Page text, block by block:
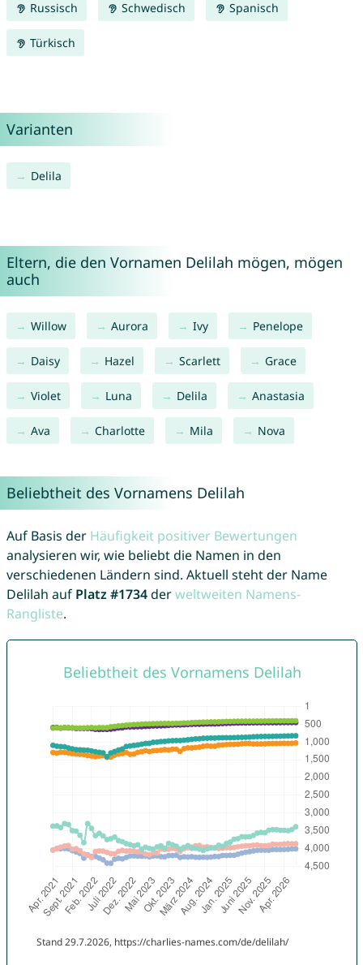
Russisch Schwedisch Spanisch
Türkisch
Varianten
Delila
Eltern, die den Vornamen Delilah mögen, mögen
auch
Willow Aurora Ivy Penelope
Daisy Hazel Scarlett Grace
Violet Luna Delila Anastasia
Ava Charlotte Mila Nova
Beliebtheit des Vornamens Delilah
Auf Basis der Häufigkeit positiver Bewertungen
analysieren wir, wie beliebt die Namen in den
verschiedenen Ländern sind. Aktuell steht der Name
Delilah auf Platz #1734derweltweiten Namens-
Rangliste.